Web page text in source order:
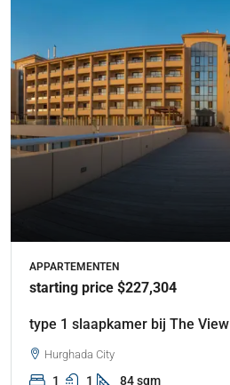
APPARTEMENTEN
starting price $227,304
type 1 slaapkamer bij The View
Hurghada City
1 1 84 sqm